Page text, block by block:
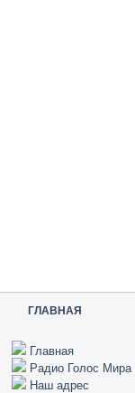
ГЛАВНАЯ
Главная
Радио Голос Мира
Наш адрес